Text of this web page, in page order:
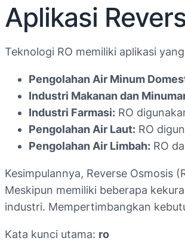
Aplikasi
Teknologi RO memiliki aplikasi
Pengolahan Air Minum
Industri Makanan dan
Industri Farmasi: RO
Pengolahan Air Laut: RO
Pengolahan Air Limbah: RO
Kesimpulannya, Reverse Osmosis
Meskipun memiliki beberapa
industri. Mempertimbangkan
Kata kunci utama: ro